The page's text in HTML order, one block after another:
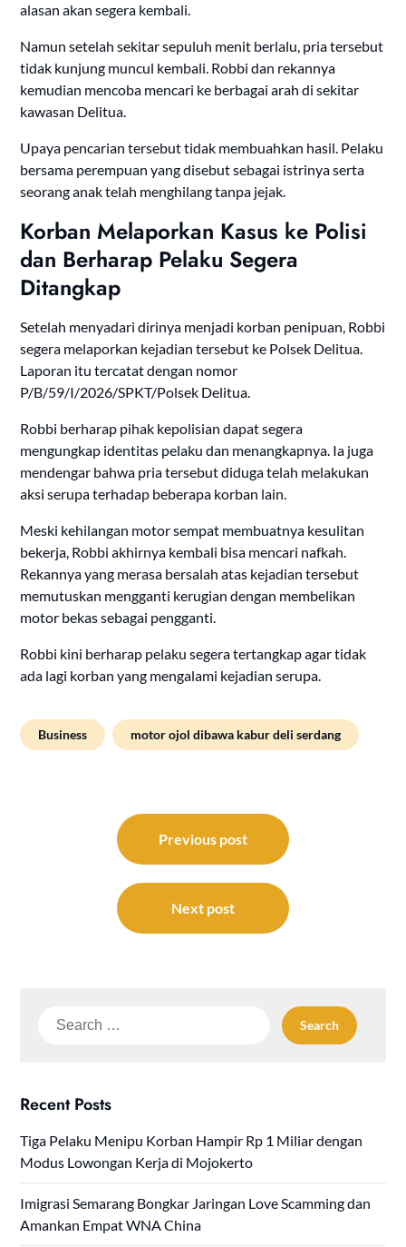
alasan akan segera kembali.
Namun setelah sekitar sepuluh menit berlalu, pria tersebut
tidak kunjung muncul kembali. Robbi dan rekannya
kemudian mencoba mencari ke berbagai arah di sekitar
kawasan Delitua.
Upaya pencarian tersebut tidak membuahkan hasil. Pelaku
bersama perempuan yang disebut sebagai istrinya serta
seorang anak telah menghilang tanpa jejak.
Korban Melaporkan Kasus ke Polisi
dan Berharap Pelaku Segera
Ditangkap
Setelah menyadari dirinya menjadi korban penipuan, Robbi
segera melaporkan kejadian tersebut ke Polsek Delitua.
Laporan itu tercatat dengan nomor
P/B/59/I/2026/SPKT/Polsek Delitua.
Robbi berharap pihak kepolisian dapat segera
mengungkap identitas pelaku dan menangkapnya. Ia juga
mendengar bahwa pria tersebut diduga telah melakukan
aksi serupa terhadap beberapa korban lain.
Meski kehilangan motor sempat membuatnya kesulitan
bekerja, Robbi akhirnya kembali bisa mencari nafkah.
Rekannya yang merasa bersalah atas kejadian tersebut
memutuskan mengganti kerugian dengan membelikan
motor bekas sebagai pengganti.
Robbi kini berharap pelaku segera tertangkap agar tidak
ada lagi korban yang mengalami kejadian serupa.
Business motor ojol dibawa kabur deli serdang
navigation
Previous post
Next post
Search
Recent Posts
Tiga Pelaku Menipu Korban Hampir Rp 1 Miliar dengan
Modus Lowongan Kerja di Mojokerto
Imigrasi Semarang Bongkar Jaringan Love Scamming dan
Amankan Empat WNA China